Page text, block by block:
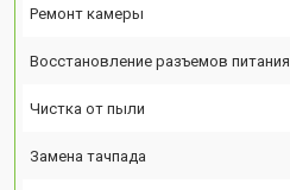
Ремонт камеры
Восстановление разъемов питания
Чистка от пыли
Замена тачпада